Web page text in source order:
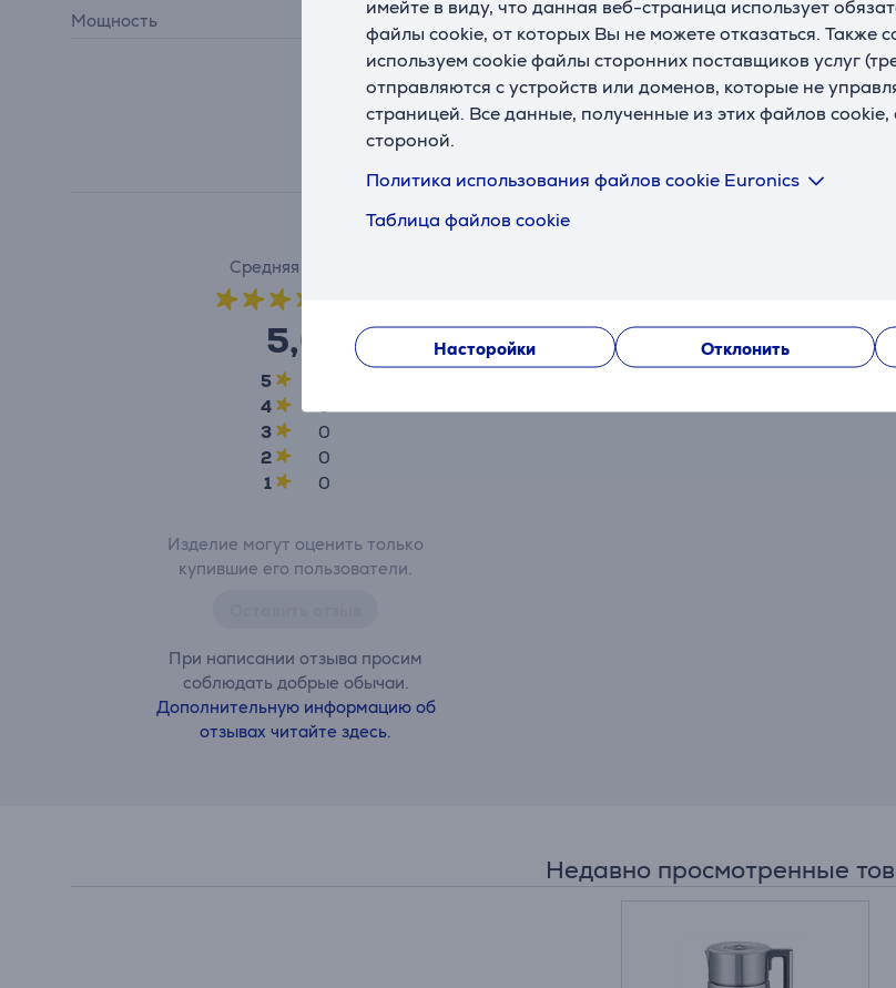
имейте в виду, что данная веб-страница использует
файлы cookie, от которых Вы не можете отказаться. Также
используем cookie файлы сторонних поставщиков услуг
отправляются с устройств или доменов, которые не
страницей. Все данные, полученные из этих файлов
стороной.
Политика использования файлов cookie Euronics
Таблица файлов cookie
Насторойки Отклонить
Мощность 500 Вт
Отзывы
Средняя оценка
5,0
5
4
0
3
0
2
0
1
0
Изделие могут оценить только
купившие его пользователи.
При написании отзыва просим
соблюдать добрые обычаи.
Дополнительную информацию об
отзывах читайте здесь.
Недавно просмотренные